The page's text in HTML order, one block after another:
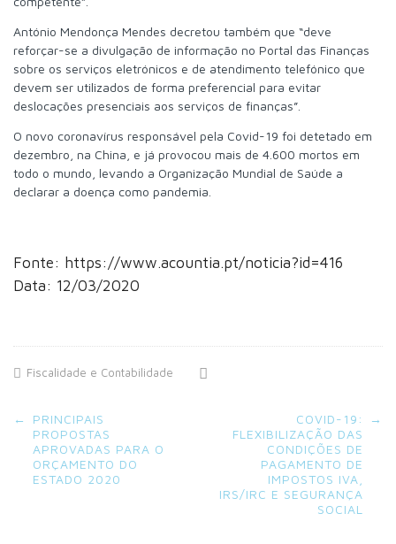
António Mendonça Mendes decretou também que “deve
reforçar-se a divulgação de informação no Portal das Finanças
sobre os serviços eletrónicos e de atendimento telefónico que
devem ser utilizados de forma preferencial para evitar
deslocações presenciais aos serviços de finanças”.
O novo coronavírus responsável pela Covid-19 foi detetado em
dezembro, na China, e já provocou mais de 4.600 mortos em
todo o mundo, levando a Organização Mundial de Saúde a
declarar a doença como pandemia.
Fonte: https://www.acountia.pt/noticia?id=416
Data: 12/03/2020
Fiscalidade e Contabilidade
Post
navigation
←
PRINCIPAIS
PROPOSTAS
APROVADAS PARA O
ORÇAMENTO DO
ESTADO 2020
COVID-19:
FLEXIBILIZAÇÃO DAS
CONDIÇÕES DE
PAGAMENTO DE
IMPOSTOS IVA,
IRS/IRC E SEGURANÇA
SOCIAL
→